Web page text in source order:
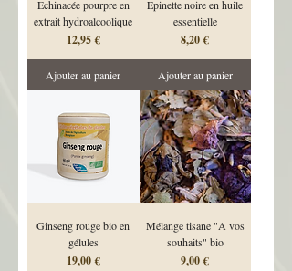
Echinacée pourpre en
extrait hydroalcoolique
Prix
12,95 €
Ajouter au panier
Epinette noire en huile
essentielle
Prix
8,20 €
Ajouter au panier
Ginseng rouge bio en
gélules
Prix
19,00 €
Mélange tisane "A vos
souhaits" bio
Prix
9,00 €